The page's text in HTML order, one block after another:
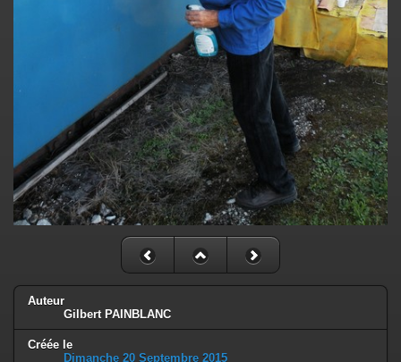
Auteur
Gilbert PAINBLANC
Créée le
Dimanche 20 Septembre 2015